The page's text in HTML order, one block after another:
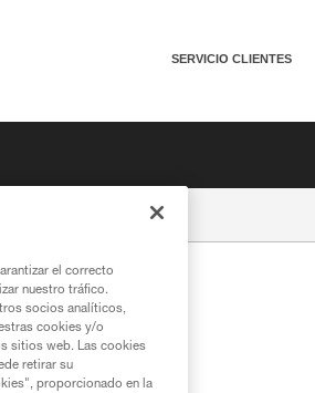
SERVICIO CLIENTES
el correcto
nuestro tráfico.
socios analíticos,
cookies y/o
sitios web. Las cookies
retirar su
proporcionado en la